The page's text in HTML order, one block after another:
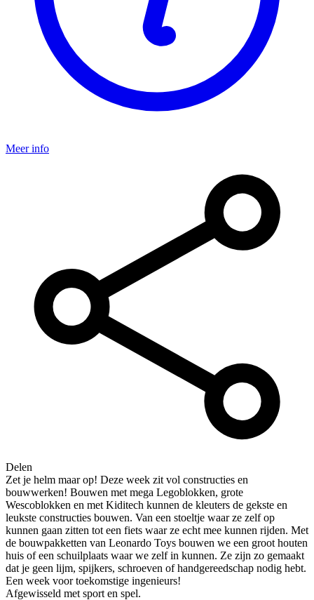
Meer info
Delen
Zet je helm maar op! Deze week zit vol constructies en
bouwwerken! Bouwen met mega Legoblokken, grote
Wescoblokken en met Kiditech kunnen de kleuters de gekste en
leukste constructies bouwen. Van een stoeltje waar ze zelf op
kunnen gaan zitten tot een fiets waar ze echt mee kunnen rijden. Met
de bouwpakketten van Leonardo Toys bouwen we een groot houten
huis of een schuilplaats waar we zelf in kunnen. Ze zijn zo gemaakt
dat je geen lijm, spijkers, schroeven of handgereedschap nodig hebt.
Een week voor toekomstige ingenieurs!
Afgewisseld met sport en spel.